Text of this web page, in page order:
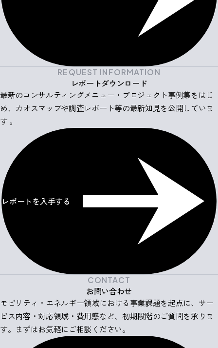
REQUEST INFORMATION
レポートダウンロード
最新のコンサルティングメニュー・プロジェクト事例集をはじ
め、カオスマップや調査レポート等の最新知見を公開していま
す 。
レポートを入手する
CONTACT
お問い合わせ
モビリティ・エネルギー領域における事業課題を起点に、サー
ビス内容・対応領域・費用感など、初期段階のご質問を承りま
す。まずはお気軽にご相談ください。